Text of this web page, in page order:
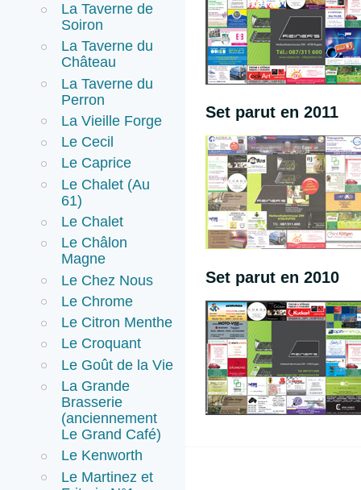
La Taverne de
Soiron
La Taverne du
Château
La Taverne du
Perron
La Vieille Forge
Le Cecil
Le Caprice
Le Chalet (Au
61)
Le Chalet
Le Châlon
Magne
Le Chez Nous
Le Chrome
Le Citron Menthe
Le Croquant
Le Goût de la Vie
La Grande
Brasserie
(anciennement
Le Grand Café)
Le Kenworth
Le Martinez et
Set parut en 2011
Set parut en 2010